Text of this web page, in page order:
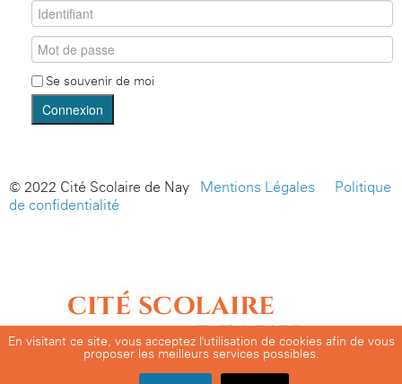
Se souvenir de moi
Connexion
© 2022 Cité Scolaire de Nay - Mentions Légales
Politique
de confidentialité
En visitant ce site, vous acceptez l'utilisation de cookies afin de vous
proposer les meilleurs services possibles.